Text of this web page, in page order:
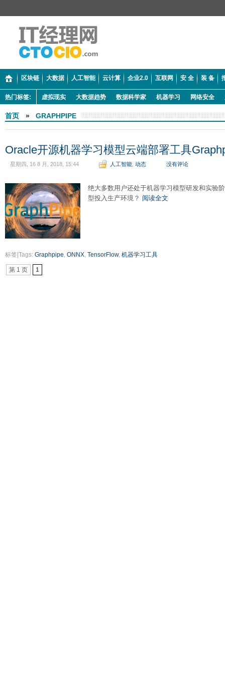
区块链 大数据 人工智能 云计算 企业2.0 互联网 安 全 装 备
热门标签: 虚拟现实 大数据趋势 数据科学家 机器学习 网络安全
首页 » GRAPHPIPE
Oracle开源机器学习模型云端部署工具
星期四, 16 8 月, 2018, 15:44 人工智能 动态 没有评论
绝大多数用户还处于机器学习模型研发和实验
型投入生产环境？ 阅读全文
标签|Tags: Graphpipe, ONNX, TensorFlow, 机器学习工具
第 1 页 1